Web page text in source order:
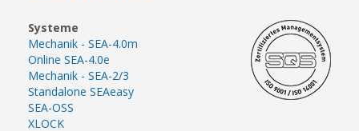
Systeme
Mechanik - SEA-4.0m
Online SEA-4.0e
Mechanik - SEA-2/3
Standalone SEAeasy
SEA-OSS
XLOCK